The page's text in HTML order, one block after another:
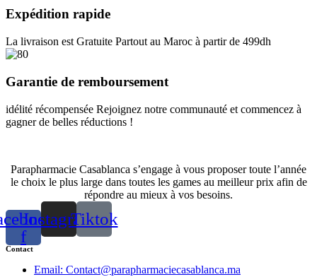
Expédition rapide
La livraison est Gratuite Partout au Maroc à partir de 499dh
Garantie de remboursement
idélité récompensée Rejoignez notre communauté et commencez à
gagner de belles réductions !
Parapharmacie Casablanca s’engage à vous proposer toute l’année
le choix le plus large dans toutes les games au meilleur prix afin de
répondre au mieux à vos besoins.
f
InstagramTiktok
Contact
Email: Contact@parapharmaciecasablanca.ma